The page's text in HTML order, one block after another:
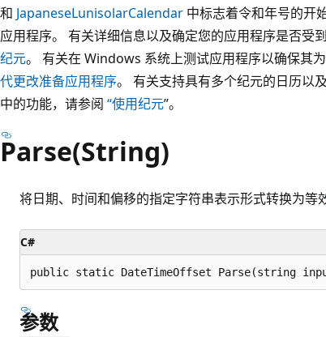
和 JapaneseLunisolarCalendar 中标志着令和年号的开
应用程序。 有关详细信息以及确定您的应用程序是否受
纪元。 有关在 Windows 系统上测试应用程序以确保其
代更改准备应用程序。 有关支持具有多个纪元的日历以
中的功能，请参阅 “使用纪元”。
Parse(String)
将日期、时间和偏移的指定字符串表示形式转换为等
C#
public static DateTimeOffset Parse(string
参数